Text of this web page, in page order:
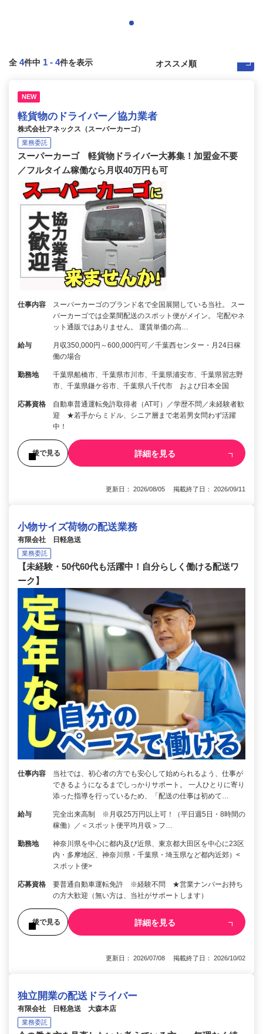
全 4件中 1 - 4件を表示
NEW
軽貨物のドライバー／協力業者
株式会社アネックス（スーパーカーゴ）
業務委託
スーパーカーゴ 軽貨物ドライバー大募集！加盟金不要
／フルタイム稼働なら月収40万円も可
仕事内容
スーパーカーゴのブランド名で全国展開している当社。 スー
パーカーゴでは企業間配送のスポット便がメイン。 宅配やネ
ット通販ではありません。 運賃単価の高…
給与
月収350,000円～600,000円可／千葉西センター・月24日稼
働の場合
勤務地
千葉県船橋市、千葉県市川市、千葉県浦安市、千葉県習志野
市、千葉県鎌ケ谷市、千葉県八千代市 および日本全国
応募資格
自動車普通運転免許取得者（AT可）／学歴不問／未経験者歓
迎 ★若手からミドル、シニア層まで老若男女問わず活躍
中！
後で見る 詳細を見る
更新日： 2026/08/05 掲載終了日： 2026/09/11
小物サイズ荷物の配送業務
有限会社 日軽急送
業務委託
【未経験・50代60代も活躍中！自分らしく働ける配送ワ
ーク】
仕事内容
当社では、初心者の方でも安心して始められるよう、仕事が
できるようになるまでしっかりサポート。 一人ひとりに寄り
添った指導を行っているため、「配送の仕事は初めて…
給与
完全出来高制 ※月収25万円以上可！（平日週5日・8時間の
稼働）／＜スポット便平均月収＞フ…
勤務地
神奈川県を中心に都内及び近県、東京都大田区を中心に23区
内・多摩地区、神奈川県・千葉県・埼玉県など都内近郊）<
スポット便>
応募資格
要普通自動車運転免許 ※経験不問 ★営業ナンバーお持ち
の方大歓迎（無い方は、当社がサポートします）
後で見る 詳細を見る
更新日： 2026/07/08 掲載終了日： 2026/10/02
独立開業の配送ドライバー
有限会社 日軽急送 大森本店
業務委託